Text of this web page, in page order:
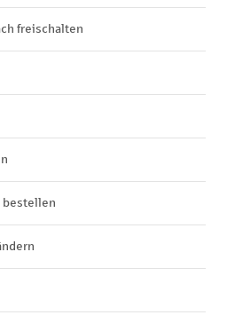
freischalten
bestellen